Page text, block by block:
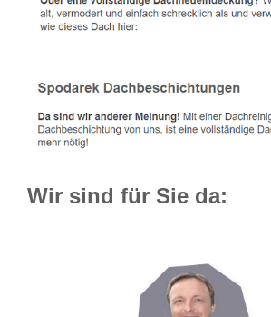
Wir sind für Sie da: